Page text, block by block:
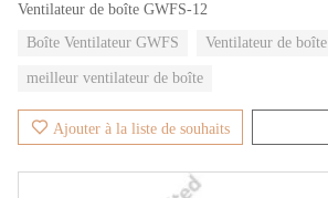
Ventilateur de boîte GWFS-12
Boîte Ventilateur GWFS
Ventilateur de boîte
meilleur ventilateur de boîte
Ajouter à la liste de souhaits